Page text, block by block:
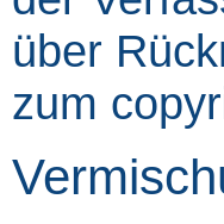
über
zum